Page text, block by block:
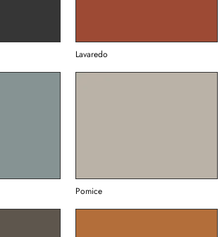
Lavaredo
Pomice